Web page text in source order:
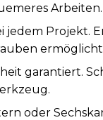
Arbeiten.
jedem Projekt.
garantiert.
oder